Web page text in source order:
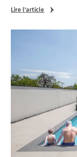
Lire l'article